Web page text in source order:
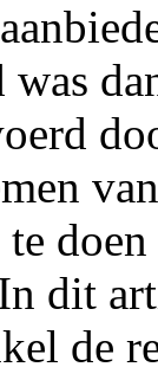
was
te
dit
de